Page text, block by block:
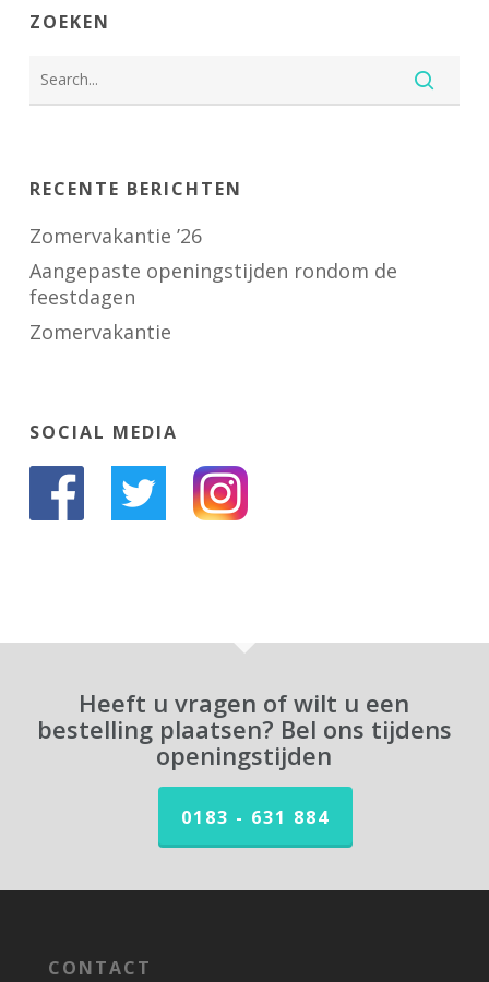
ZOEKEN
RECENTE BERICHTEN
Zomervakantie ’26
Aangepaste openingstijden rondom de
feestdagen
Zomervakantie
SOCIAL MEDIA
Heeft u vragen of wilt u een
bestelling plaatsen? Bel ons tijdens
openingstijden
0183 - 631 884
CONTACT